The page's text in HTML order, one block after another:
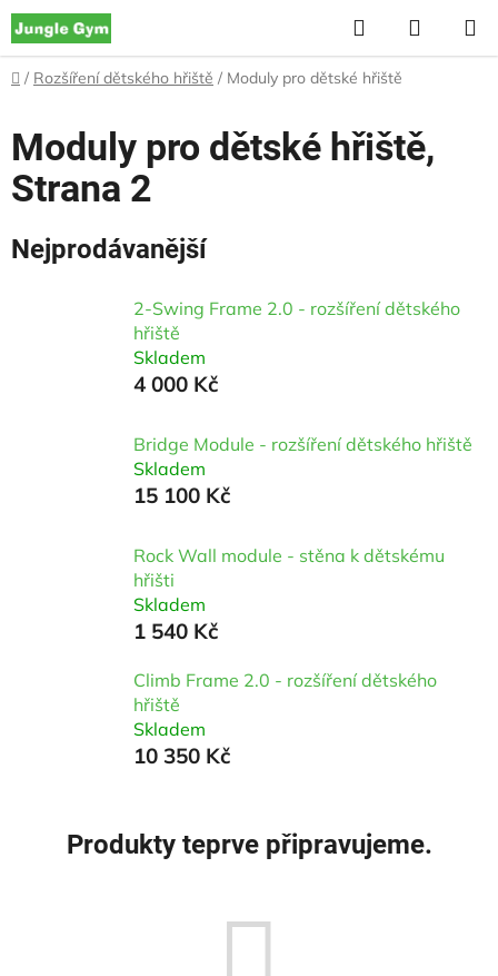
Přejít
na
obsah
Hledat
KOŠÍK
Domů
/ Rozšíření dětského hřiště / Moduly pro dětské hřiště
Moduly pro dětské hřiště,
Strana 2
Nejprodávanější
2-Swing Frame 2.0 - rozšíření dětského
hřiště
Skladem
4 000 Kč
Bridge Module - rozšíření dětského hřiště
Skladem
15 100 Kč
Rock Wall module - stěna k dětskému
hřišti
Skladem
1 540 Kč
Climb Frame 2.0 - rozšíření dětského
hřiště
Skladem
10 350 Kč
Produkty teprve připravujeme.